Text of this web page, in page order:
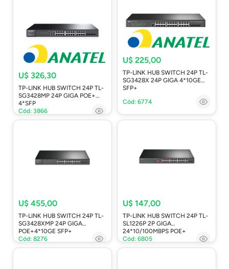
U$ 326,30
TP-LINK HUB SWITCH 24P TL-
SG3428MP 24P GIGA POE+
4*SFP
Cód: 3866
U$ 225,00
TP-LINK HUB SWITCH 24P TL-
SG3428X 24P GIGA 4*10GE
SFP+
Cód: 6774
U$ 455,00
TP-LINK HUB SWITCH 24P TL-
SG3428XMP 24P GIGA
POE+4*10GE SFP+
Cód: 8276
U$ 147,00
TP-LINK HUB SWITCH 24P TL-
SL1226P 2P GIGA
24*10/100MBPS POE+
Cód: 6805